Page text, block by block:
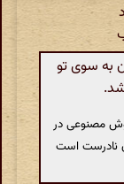
به سوی تو
مصنوعی در
نادرست است